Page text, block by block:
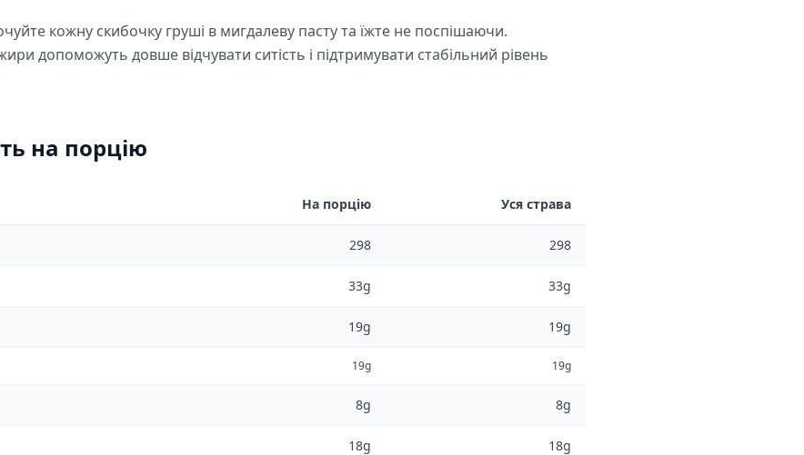
кожну скибочку груші в мигдалеву пасту та їжте не поспішаючи.
допоможуть довше відчувати ситість і підтримувати стабільний рівень
на порцію
На порцію Уся страва
298 298
33g 33g
19g 19g
19g 19g
8g 8g
18g 18g